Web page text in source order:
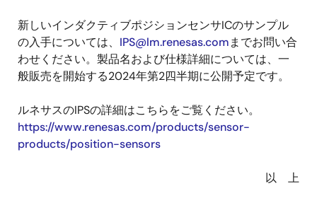
新しいインダクティブポジションセンサICのサンプル
の入手については、 IPS@lm.renesas.comまでお問い合
わせください。製品名および仕様詳細については、一
般販売を開始する2024年第2四半期に公開予定です。
ルネサスのIPSの詳細はこちらをご覧ください。
https://www.renesas.com/products/sensor-
products/position-sensors
以 上